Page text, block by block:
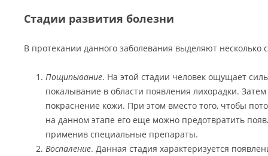
Стадии развития болезни
В протекании данного заболевания выделяют несколько
Пощипывание. На этой стадии человек ощущает
покалывание в области появления лихорадки.
покраснение кожи. При этом вместо того, чтобы
на данном этапе его еще можно предотвратить
применив специальные препараты.
Воспаление. Данная стадия характеризуется